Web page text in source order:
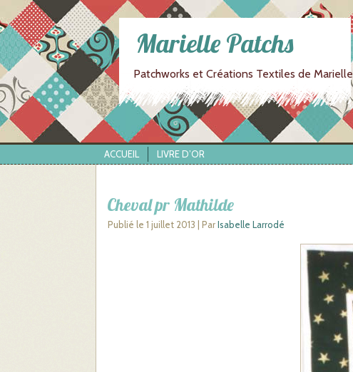
Marielle Patchs
Patchworks et Créations Textiles de Marielle
ACCUEIL
LIVRE D’OR
Cheval pr Mathilde
Publié le 1 juillet 2013 |Par Isabelle Larrodé